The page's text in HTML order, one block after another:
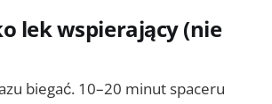
lek wspierający (nie
biegać. 10–20 minut spaceru